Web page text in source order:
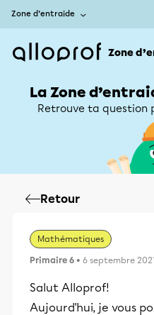
Zone d’entraide
Zone
La Zone
Retrouve ta question
Retour
Mathématiques
Primaire 6 • 6 septembre 2021
Salut Alloprof!
Aujourd'hui, je vous